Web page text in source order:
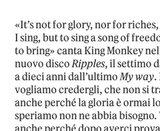
«It’s not for glory, nor for
I sing, but to sing a song of
to bring» canta King Monkey
nuovo discoRipples, il settimo
a dieci anni dall’ultimoMy way.
vogliamo credergli, che non si
anche perché la gloria è ormai
speriamo non ne abbia